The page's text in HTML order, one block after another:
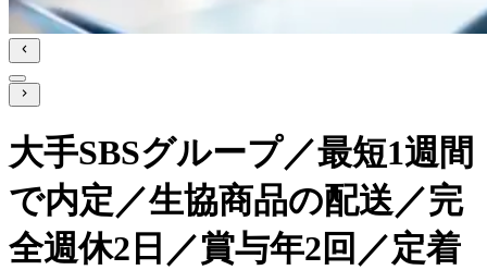
大手SBSグループ／最短1週間
で内定／生協商品の配送／完
全週休2日／賞与年2回／定着